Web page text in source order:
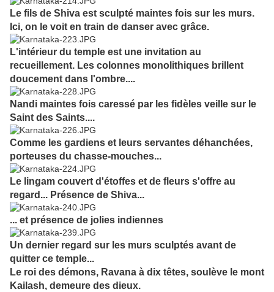
Le fils de Shiva est sculpté maintes fois sur les murs.
Ici, on le voit en train de danser avec grâce.
L'intérieur du temple est une invitation au
recueillement. Les colonnes monolithiques brillent
doucement dans l'ombre....
Nandi maintes fois caressé par les fidèles veille sur le
Saint des Saints....
Comme les gardiens et leurs servantes déhanchées,
porteuses du chasse-mouches...
Le lingam couvert d'étoffes et de fleurs s'offre au
regard... Présence de Shiva...
... et présence de jolies indiennes
Un dernier regard sur les murs sculptés avant de
quitter ce temple...
Le roi des démons, Ravana à dix têtes, soulève le mont
Kailash, demeure des dieux.